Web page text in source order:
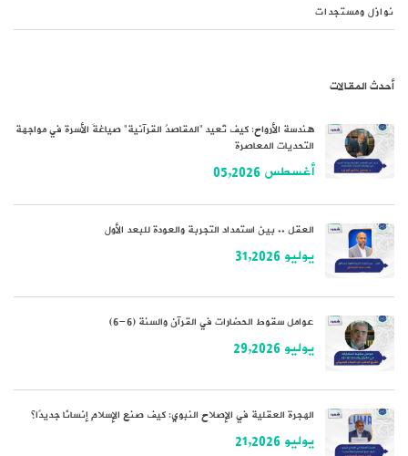
نوازل ومستجدات
أحدث المقالات
هندسة الأرواح: كيف تُعيد “المقاصدُ القرآنية” صياغةَ الأسرة في مواجهة
التحديات المعاصرة
أغسطس 05,2026
العقل .. بين استمداد التجربة والعودة للبعد الأول
يوليو 31,2026
عوامل سقوط الحضارات في القرآن والسنة (6-6)
يوليو 29,2026
الهجرة العقلية في الإصلاح النبوي: كيف صنع الإسلام إنسانًا جديدًا؟
يوليو 21,2026